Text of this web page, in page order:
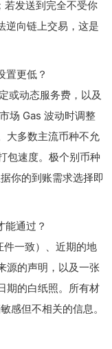
若发送到完全不受你
逆向链上交易，这是
置更低？
或动态服务费，以及
场 Gas 波动时调整
大多数主流币种不允
包速度。极个别币种
你的到账需求选择即
能通过？
件一致）、近期的地
源的声明，以及一张
期的白纸照。所有材
感但不相关的信息。